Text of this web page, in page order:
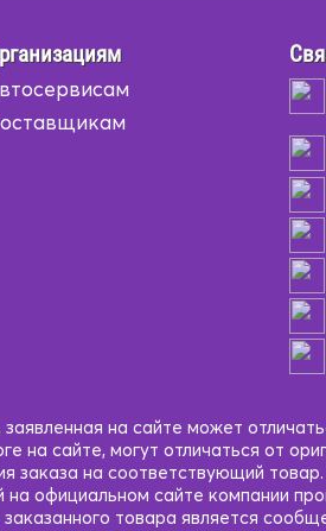
на сайте может
на сайте, могут отличаться от
заказа на соответствующий
официальном сайте компании
товара является